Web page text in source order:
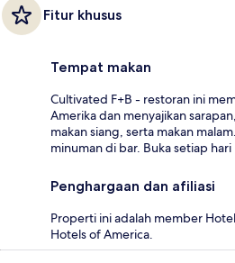
Fitur khusus
Tempat makan
Cultivated F+B - restoran ini
Amerika dan menyajikan
makan siang, serta makan
minuman di bar. Buka setiap hari
Penghargaan dan afiliasi
Properti ini adalah member
Hotels of America.